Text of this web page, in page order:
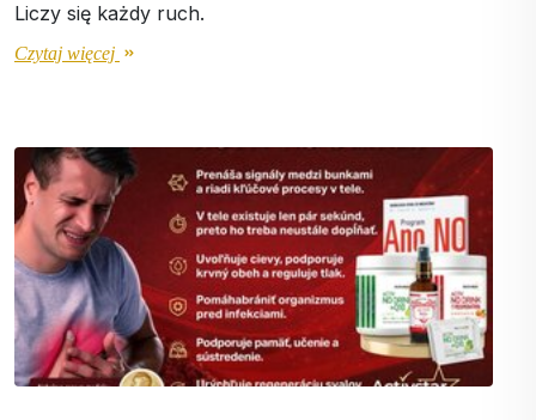
Liczy się każdy ruch.
Czytaj więcej